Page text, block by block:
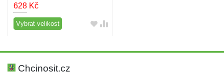
628 Kč
Vybrat velikost
Chcinosit.cz